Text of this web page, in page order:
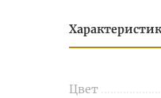
Цвет